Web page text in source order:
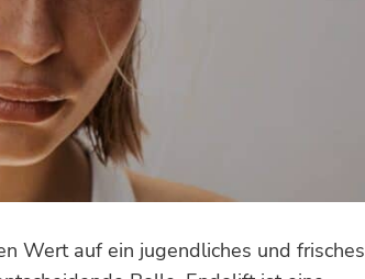
Wert auf ein jugendliches und frisches